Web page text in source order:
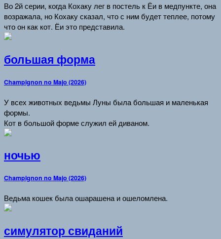
Во 2й серии, когда Кохаку лег в постель к Ёи в медпункте, она
возражала, но Кохаку сказал, что с ним будет теплее, потому
что он как кот. Ёи это представила.
большая форма
Champignon no Majo (2026)
У всех животных ведьмы Луны была большая и маленькая
формы.
Кот в большой форме служил ей диваном.
ночью
Champignon no Majo (2026)
Ведьма кошек была ошарашена и ошеломлена.
симулятор свиданий